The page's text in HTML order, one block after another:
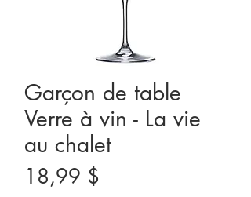
Garçon de table
Verre à vin - La vie
au chalet
18,99 $